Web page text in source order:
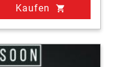
Kaufen shopping_cart